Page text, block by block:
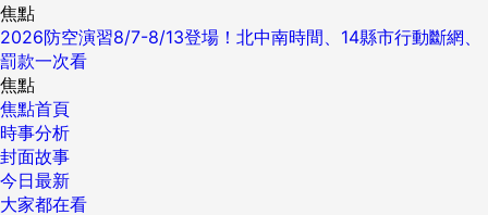
焦點
2026防空演習8/7-8/13登場！北中南時間、14縣市行動斷網、
罰款一次看
焦點
焦點首頁
時事分析
封面故事
今日最新
大家都在看